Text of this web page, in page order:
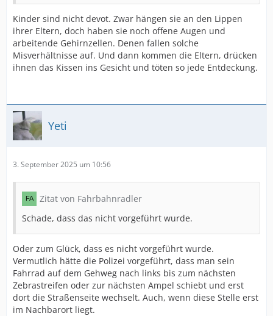
Kinder sind nicht devot. Zwar hängen sie an den Lippen
ihrer Eltern, doch haben sie noch offene Augen und
arbeitende Gehirnzellen. Denen fallen solche
Misverhältnisse auf. Und dann kommen die Eltern, drücken
ihnen das Kissen ins Gesicht und töten so jede Entdeckung.
Yeti
3. September 2025 um 10:56
Zitat von Fahrbahnradler
Schade, dass das nicht vorgeführt wurde.
Oder zum Glück, dass es nicht vorgeführt wurde.
Vermutlich hätte die Polizei vorgeführt, dass man sein
Fahrrad auf dem Gehweg nach links bis zum nächsten
Zebrastreifen oder zur nächsten Ampel schiebt und erst
dort die Straßenseite wechselt. Auch, wenn diese Stelle erst
im Nachbarort liegt.